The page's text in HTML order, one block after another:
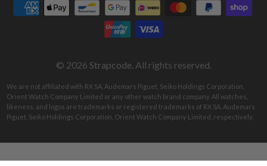
Facebook
Instagram
PinterestTumblr
TwitterYouTube
© 2026 Strapcode. All rights reserved.
We are not affiliated with RX SA, Audemars Piguet, Seiko Holdings Corporation,
Orient Watch Company Limited or any other watch brand company. All watches,
likeness, and logos are trademarks or registered trademarks of RX SA, Audemars
Piguet, Seiko Holdings Corporation, Orient Watch Company Limited, respectively.